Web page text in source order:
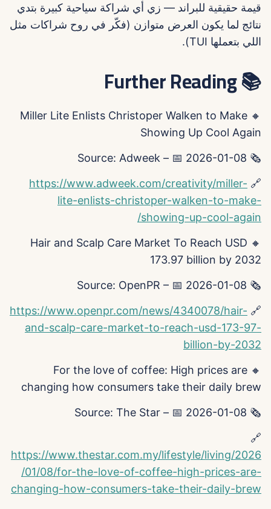
قيمة حقيقية للبراند — زي أي شراكة سياحية كبيرة بتدي
نتائج لما يكون العرض متوازن (فكّر في روح شراكات مثل
اللي بتعملها TUI).
📚 Further Reading
🔸 Miller Lite Enlists Christoper Walken to Make
Showing Up Cool Again
🗞️ Source: Adweek – 📅 2026-01-08
🔗
https://www.adweek.com/creativity/miller-
lite-enlists-christoper-walken-to-make-
showing-up-cool-again/
🔸 Hair and Scalp Care Market To Reach USD
173.97 billion by 2032
🗞️ Source: OpenPR – 📅 2026-01-08
🔗
https://www.openpr.com/news/4340078/hair-
and-scalp-care-market-to-reach-usd-173-97-
billion-by-2032
🔸 For the love of coffee: High prices are
changing how consumers take their daily brew
🗞️ Source: The Star – 📅 2026-01-08
🔗
https://www.thestar.com.my/lifestyle/living/2026
/01/08/for-the-love-of-coffee-high-prices-are-
changing-how-consumers-take-their-daily-brew